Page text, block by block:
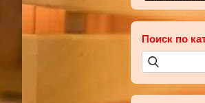
Поиск по